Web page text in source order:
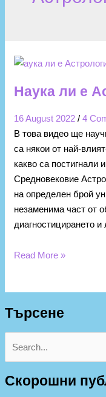
Наука ли е
16 August 2022/4
В това видео ще
са някои от най-
какво са постигнали
Средновековие
на определен брой
незаменима част от
диагностицирането
Read More »
Търсене
Скорошни